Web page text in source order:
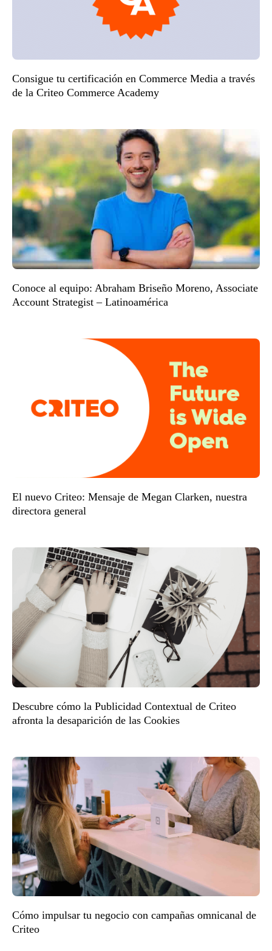
Consigue tu certificación en Commerce Media a través
de la Criteo Commerce Academy
Conoce al equipo: Abraham Briseño Moreno, Associate
Account Strategist – Latinoamérica
El nuevo Criteo: Mensaje de Megan Clarken, nuestra
directora general
Descubre cómo la Publicidad Contextual de Criteo
afronta la desaparición de las Cookies
Cómo impulsar tu negocio con campañas omnicanal de
Criteo